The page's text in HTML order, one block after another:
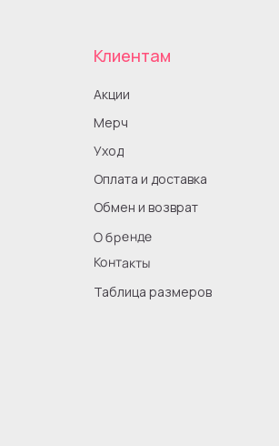
Клиентам
Оплата и доставка
Обмен и возврат
О бренде
Контакты
Акции
Таблица размеров
Уход
Мерч